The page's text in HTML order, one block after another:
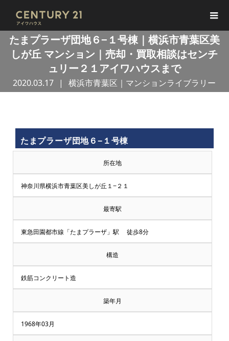
たまプラーザ団地６−１号棟｜横浜市青葉区美
しが丘 マンション｜売却・買取相談はセンチ
ュリー２１アイワハウスまで
2020.03.17 横浜市青葉区｜マンションライブラリー
買
取
王
で
売
却・
取
談
たまプラーザ団地６−１号棟
所在地
神奈川県横浜市青葉区美しが丘１−２１
最寄駅
東急田園都市線「たまプラーザ」駅 徒歩8分
構造
鉄筋コンクリート造
築年月
1968年03月